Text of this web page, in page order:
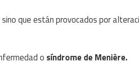
que están provocados por
o síndrome de Menière.